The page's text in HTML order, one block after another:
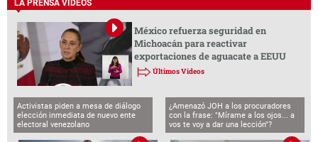
LA PRENSA VIDEOS
México refuerza seguridad en
Michoacán para reactivar
exportaciones de aguacate a EEUU
Últimos Videos
Activistas piden a mesa de diálogo
elección inmediata de nuevo ente
electoral venezolano
¿Amenazó JOH a los procuradores
con la frase: "Mírame a los ojos... a
vos te voy a dar una lección"?